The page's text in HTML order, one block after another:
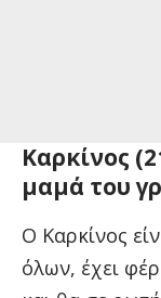
Καρκίνος
μαμά του
Ο Καρκίνος
όλων, έχει